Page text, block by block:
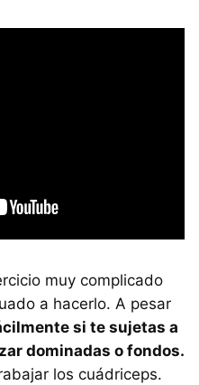
muy complicado
a hacerlo. A pesar
si te sujetas a
dominadas o fondos.
los cuádriceps.